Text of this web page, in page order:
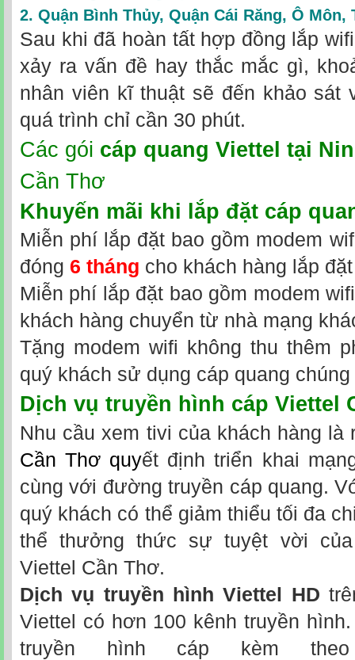
2. Quận Bình Thủy, Quận Cái Răng, Ô Môn,
Sau khi đã hoàn tất hợp đồng lắp
xảy ra vấn đề hay thắc mắc gì,
nhân viên kĩ thuật sẽ đến khảo sát
quá trình chỉ cần 30 phút.
Các gói cáp quang Viettel tại
Cần Thơ
Khuyến mãi khi lắp đặt cáp
Miễn phí lắp đặt bao gồm modem
đóng 6 tháng cho khách hàng lắp
Miễn phí lắp đặt bao gồm modem
khách hàng chuyển từ nhà mạng
Tặng modem wifi không thu thêm
quý khách sử dụng cáp quang chúng
Dịch vụ truyền hình cáp Viettel
Nhu cầu xem tivi của khách hàng là
Cần Thơ quyết định triển khai
cùng với đường truyền cáp quang.
quý khách có thể giảm thiểu tối đa
thể thưởng thức sự tuyệt vời
Viettel Cần Thơ.
Dịch vụ truyền hình Viettel HD
Viettel có hơn 100 kênh truyền
truyền hình cáp kèm